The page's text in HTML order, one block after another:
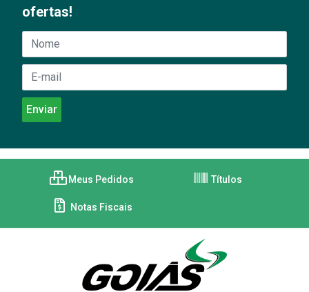
ofertas!
Meus Pedidos Títulos
Notas Fiscais